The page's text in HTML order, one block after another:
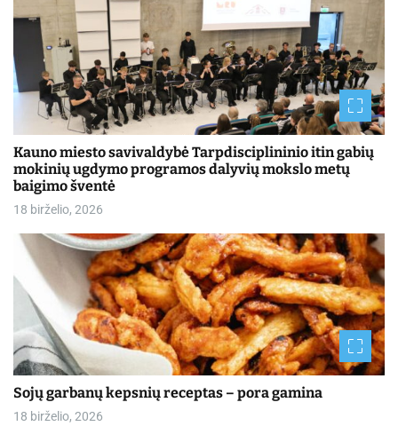
Kauno miesto savivaldybė Tarpdisciplininio itin gabių
mokinių ugdymo programos dalyvių mokslo metų
baigimo šventė
18 birželio, 2026
Sojų garbanų kepsnių receptas – pora gamina
18 birželio, 2026